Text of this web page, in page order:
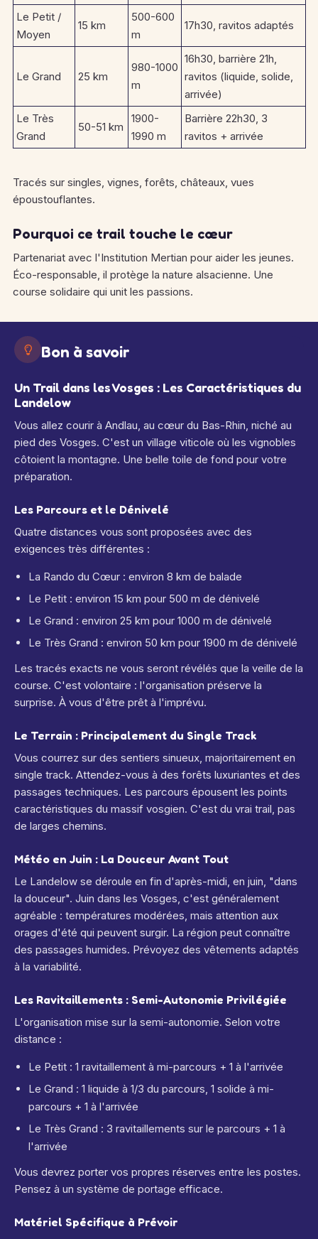
Le Petit /
Moyen
15 km
500-600
m
17h30, ravitos adaptés
Le Grand 25 km
980-1000
m
16h30, barrière 21h,
ravitos (liquide, solide,
arrivée)
Le Très
Grand
50-51 km
1900-
1990 m
Barrière 22h30, 3
ravitos + arrivée
Tracés sur singles, vignes, forêts, châteaux, vues
époustouflantes.
Pourquoi ce trail touche le cœur
Partenariat avec l'Institution Mertian pour aider les jeunes.
Éco-responsable, il protège la nature alsacienne. Une
course solidaire qui unit les passions.
Bon à savoir
Un Trail dans les Vosges : Les Caractéristiques du
Landelow
Vous allez courir à Andlau, au cœur du Bas-Rhin, niché au
pied des Vosges. C'est un village viticole où les vignobles
côtoient la montagne. Une belle toile de fond pour votre
préparation.
Les Parcours et le Dénivelé
Quatre distances vous sont proposées avec des
exigences très différentes :
La Rando du Cœur : environ 8 km de balade
Le Petit : environ 15 km pour 500 m de dénivelé
Le Grand : environ 25 km pour 1000 m de dénivelé
Le Très Grand : environ 50 km pour 1900 m de dénivelé
Les tracés exacts ne vous seront révélés que la veille de la
course. C'est volontaire : l'organisation préserve la
surprise. À vous d'être prêt à l'imprévu.
Le Terrain : Principalement du Single Track
Vous courrez sur des sentiers sinueux, majoritairement en
single track. Attendez-vous à des forêts luxuriantes et des
passages techniques. Les parcours épousent les points
caractéristiques du massif vosgien. C'est du vrai trail, pas
de larges chemins.
Météo en Juin : La Douceur Avant Tout
Le Landelow se déroule en fin d'après-midi, en juin, "dans
la douceur". Juin dans les Vosges, c'est généralement
agréable : températures modérées, mais attention aux
orages d'été qui peuvent surgir. La région peut connaître
des passages humides. Prévoyez des vêtements adaptés
à la variabilité.
Les Ravitaillements : Semi-Autonomie Privilégiée
L'organisation mise sur la semi-autonomie. Selon votre
distance :
Le Petit : 1 ravitaillement à mi-parcours + 1 à l'arrivée
Le Grand : 1 liquide à 1/3 du parcours, 1 solide à mi-
parcours + 1 à l'arrivée
Le Très Grand : 3 ravitaillements sur le parcours + 1 à
l'arrivée
Vous devrez porter vos propres réserves entre les postes.
Pensez à un système de portage efficace.
Matériel Spécifique à Prévoir